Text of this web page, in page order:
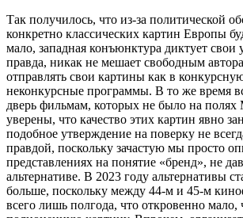
Так получилось, что из-за политической
конкретно классических картин Европы
мало, западная конъюнктура диктует свои
правда, никак не мешает свободным
отправлять свои картины как в
неконкурсные программы. В то же время
дверь фильмам, которых не было на
уверены, что качество этих картин явно
подобное утверждение на поверку не
правдой, поскольку зачастую мы просто
представлениях на понятие «бренд», не
альтернативе. В 2023 году альтернативы
больше, поскольку между 44-м и 45-м
всего лишь полгода, что откровенно мало,